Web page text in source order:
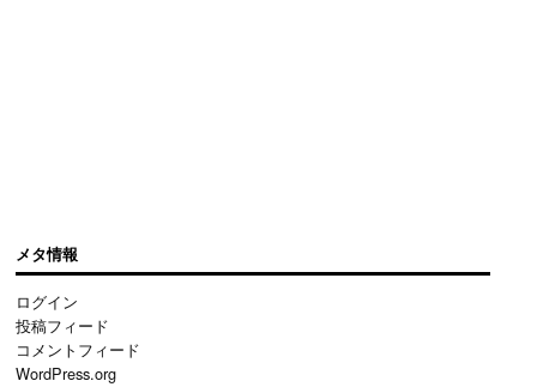
メタ情報
ログイン
投稿フィード
コメントフィード
WordPress.org